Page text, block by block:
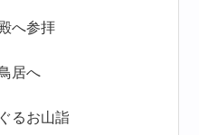
へ参拝
居へ
るお山詣